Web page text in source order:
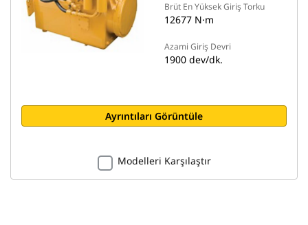
Brüt En Yüksek Giriş Torku
12677 N·m
Azami Giriş Devri
1900 dev/dk.
Ayrıntıları Görüntüle
Modelleri Karşılaştır